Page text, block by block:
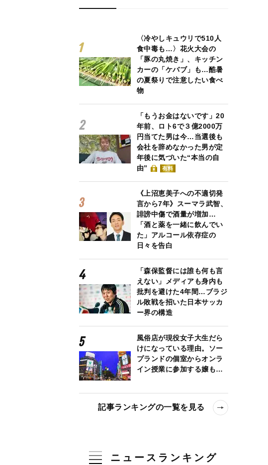
〈冷やしキュウリで510人
食中毒も…〉花火大会の
「豚の丸焼き」、キッチン
カーの「ケバブ」も…酷暑
の夏祭りで注意したい食べ
物
「もうお金はないです」20
年前、ロト6で３億2000万
円当てた男は今…当選後も
会社を辞めなかった男が定
年後に気づいた“本当の自
由”
有料
《上沼恵美子への不適切発
言から7年》スーマラ武智、
誹謗中傷で酒量が増加…
「酒と薬を一緒に飲んでい
た」アルコール依存症の
日々を告白
「森保監督には誰も何も言
えない」メディアも身内も
批判を避けた4年間…ブラジ
ル敗戦を招いた日本サッカ
ー界の構造
風俗店が現役女子大生だら
けになっている理由。ソー
プランドの個室からオンラ
イン授業に参加する嬢も…
記事ランキングの一覧を見る
ニュースランキング